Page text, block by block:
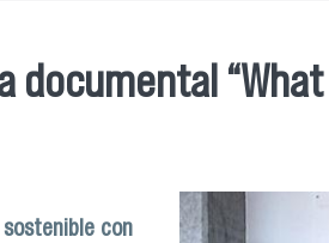
documental
con